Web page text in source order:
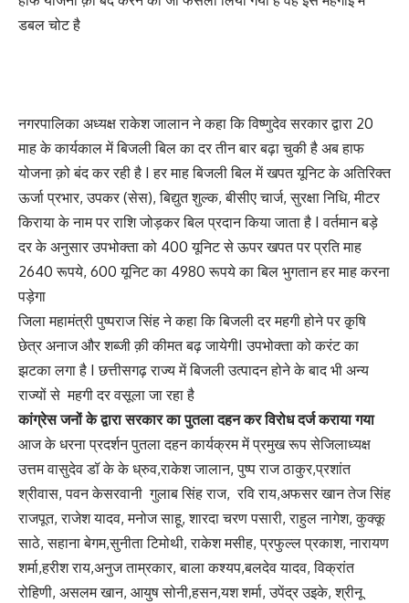
डबल चोट है
नगरपालिका अध्यक्ष राकेश जालान ने कहा कि विष्णुदेव सरकार द्वारा 20
माह के कार्यकाल में बिजली बिल का दर तीन बार बढ़ा चुकी है अब हाफ
योजना क़ो बंद कर रही है I हर माह बिजली बिल में खपत यूनिट के अतिरिक्त
ऊर्जा प्रभार, उपकर (सेस), बिद्युत शुल्क, बीसीए चार्ज, सुरक्षा निधि, मीटर
किराया के नाम पर राशि जोड़कर बिल प्रदान किया जाता है I वर्तमान बड़े
दर के अनुसार उपभोक्ता को 400 यूनिट से ऊपर खपत पर प्रति माह
2640 रूपये, 600 यूनिट का 4980 रूपये का बिल भुगतान हर माह करना
पड़ेगा
जिला महामंत्री पुष्पराज सिंह ने कहा कि बिजली दर महगी होने पर क़ृषि
छेत्र अनाज और शब्जी क़ी कीमत बढ़ जायेगीI उपभोक्ता को करंट का
झटका लगा है I छत्तीसगढ़ राज्य में बिजली उत्पादन होने के बाद भी अन्य
राज्यों से महगी दर वसूला जा रहा है
कांग्रेस जनों के द्वारा सरकार का पुतला दहन कर विरोध दर्ज कराया गया
आज के धरना प्रदर्शन पुतला दहन कार्यक्रम में प्रमुख रूप सेजिलाध्यक्ष
उत्तम वासुदेव डॉ के के ध्रुव,राकेश जालान, पुष्प राज ठाकुर,प्रशांत
श्रीवास, पवन केसरवानी गुलाब सिंह राज, रवि राय,अफसर खान तेज सिंह
राजपूत, राजेश यादव, मनोज साहू, शारदा चरण पसारी, राहुल नागेश, कुक्कू
साठे, सहाना बेगम,सुनीता टिमोथी, राकेश मसीह, प्रफुल्ल प्रकाश, नारायण
शर्मा,हरीश राय,अनुज ताम्रकार, बाला कश्यप,बलदेव यादव, विक्रांत
रोहिणी, असलम खान, आयुष सोनी,हसन,यश शर्मा, उपेंद्र उइके, श्रीनू